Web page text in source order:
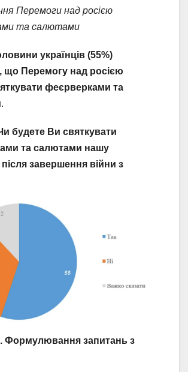
Перемоги над росією
та салютами
українців (55%)
що Перемогу над росією
феєрверками та
.
будете Ви святкувати
та салютами нашу
завершення війни з
Формулювання запитань з